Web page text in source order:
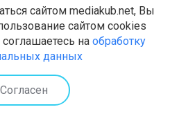
сайтом mediakub.net, Вы
сайтом cookies
на обработку
данных
Согласен